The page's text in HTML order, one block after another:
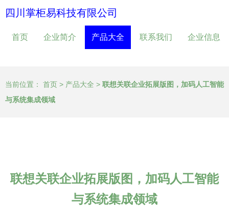
四川掌柜易科技有限公司
首页 企业简介 产品大全 联系我们 企业信息
当前位置： 首页 > 产品大全 > 联想关联企业拓展版图，加码人工智能
与系统集成领域
联想关联企业拓展版图，加码人工智能
与系统集成领域